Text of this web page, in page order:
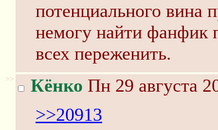
потенциального вина
немогу найти фанфик
всех переженить.
>> Кёнко Пн 29 августа
>>20913